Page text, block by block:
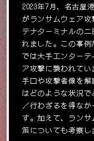
2023年7月、名古屋
がランサムウェア
テナターミナルの
れました。この事
では大手エンター
ア攻撃に襲われて
手口や攻撃者像を
はどのような状況
／行わざるを得な
す。加えて、ラン
策についても考察し